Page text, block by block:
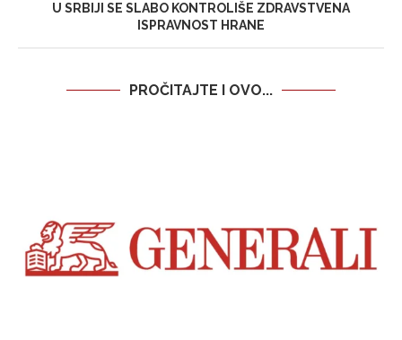
U SRBIJI SE SLABO KONTROLIŠE ZDRAVSTVENA
ISPRAVNOST HRANE
PROČITAJTE I OVO...